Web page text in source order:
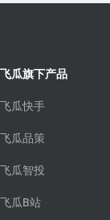
飞瓜旗下产品
飞瓜快手
飞瓜品策
飞瓜智投
飞瓜B站